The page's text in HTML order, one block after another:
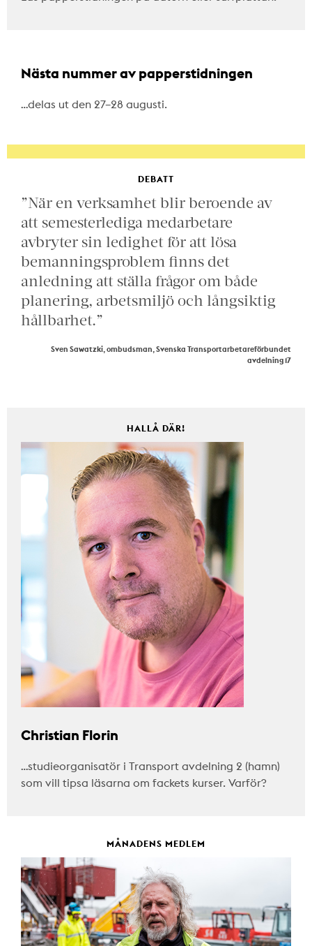
Nästa nummer av papperstidningen
…delas ut den 27–28 augusti.
DEBATT
”När en verksamhet blir beroende av
att semesterlediga medarbetare
avbryter sin ledighet för att lösa
bemanningsproblem finns det
anledning att ställa frågor om både
planering, arbetsmiljö och långsiktig
hållbarhet.”
Sven Sawatzki, ombudsman, Svenska Transportarbetareförbundet
avdelning 17
HALLÅ DÄR!
Christian Florin
…studieorganisatör i Transport avdelning 2 (hamn)
som vill tipsa läsarna om fackets kurser. Varför?
MÅNADENS MEDLEM